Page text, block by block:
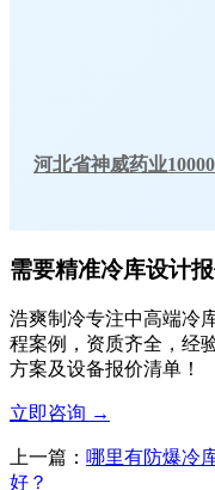
河北省神威药业
需要精准冷库设计
浩爽制冷专注中高端冷
程案例，资质齐全，经
方案及设备报价清单！
立即咨询 →
上一篇： 哪里有防爆冷
好？